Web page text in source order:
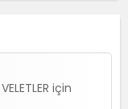
için